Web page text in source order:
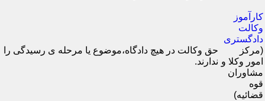
کارآموز
وکالت
دادگستری
(مرکز
امور وکلا و
مشاوران
قوه
قضائیه)
حق وکالت در هیچ دادگاه،موضوع یا مرحله ی رسیدگی را
ندارند.